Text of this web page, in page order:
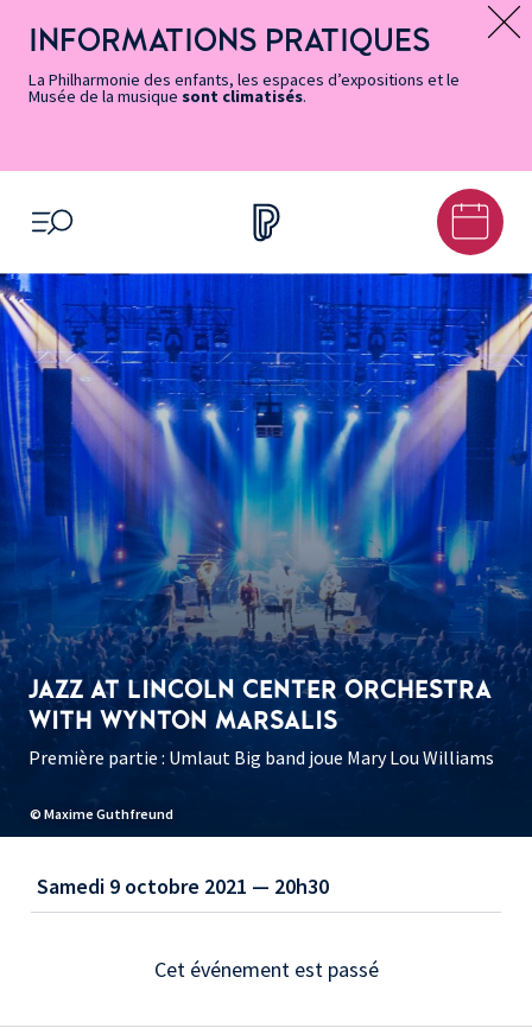
page
Accessibilité
accès
rapides
principal
contenu
principal
page
Message d’information
INFORMATIONS PRATIQUES
La Philharmonie des enfants, les espaces d’expositions et le
Musée de la musique sont climatisés.
OUVRIR LE MENU
© Maxime Guthfreund
JAZZ AT LINCOLN CENTER ORCHESTRA
WITH WYNTON MARSALIS
Première partie : Umlaut Big band joue Mary Lou Williams
Samedi 9 octobre 2021 — 20h30
Cet événement est passé